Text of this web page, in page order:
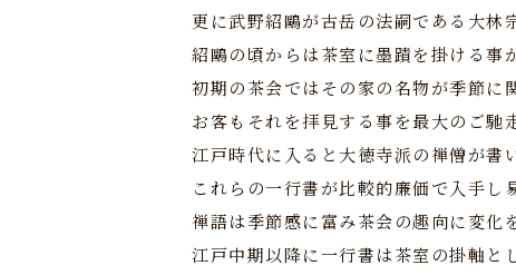
更に武野紹鷗が古岳の法嗣である大林
紹鷗の頃からは茶室に墨蹟を掛ける事
初期の茶会ではその家の名物が季節に
お客もそれを拝見する事を最大のご馳
江戸時代に入ると大徳寺派の禅僧が書
これらの一行書が比較的廉価で入手し
禅語は季節感に富み茶会の趣向に変化
江戸中期以降に一行書は茶室の掛軸と